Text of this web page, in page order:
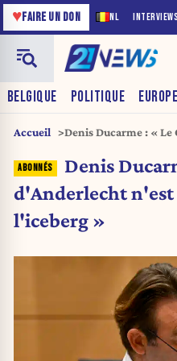
NL INTERVIEWS
♥FAIRE UN DON
BELGIQUE POLITIQUE EUROPE
Accueil
Denis Ducarme : « Le
Denis
d'Anderlecht n'est
l'iceberg »